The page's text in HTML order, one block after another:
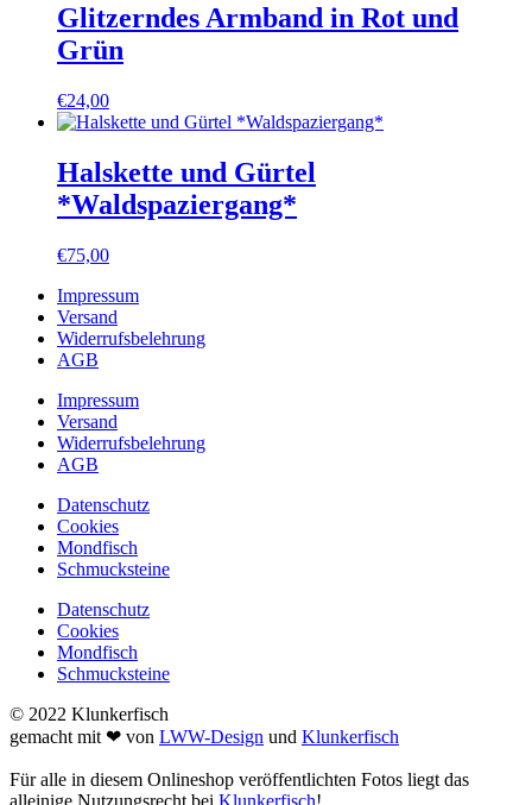
Glitzerndes Armband in Rot und
Grün
€24,00
Halskette und Gürtel
*Waldspaziergang*
€75,00
Impressum
Versand
Widerrufsbelehrung
AGB
Impressum
Versand
Widerrufsbelehrung
AGB
Datenschutz
Cookies
Mondfisch
Schmucksteine
Datenschutz
Cookies
Mondfisch
Schmucksteine
© 2022 Klunkerfisch
gemacht mit ❤ von LWW-Design und Klunkerfisch
Für alle in diesem Onlineshop veröffentlichten Fotos liegt das
alleinige Nutzungsrecht bei Klunkerfisch!